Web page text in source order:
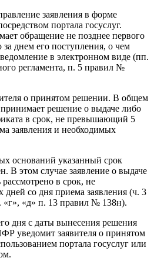
заявления в форме
портала госуслуг.
обращение не позднее первого
днем его поступления, о чем
в электронном виде (пп.
регламента, п. 5 правил №
о принятом решении. В общем
решение о выдаче либо
в срок, не превышающий 5
заявления и необходимых
оснований указанный срок
В этом случае заявление о выдаче
в срок, не
со дня приема заявления (ч. 3
«д» п. 13 правил № 138н).
дня с даты вынесения решения
уведомит заявителя о принятом
портала госуслуг или